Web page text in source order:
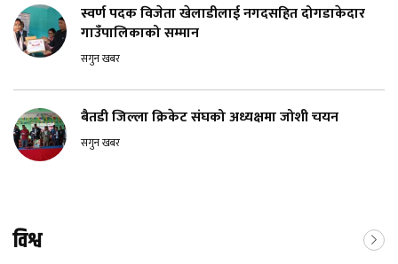
स्वर्ण पदक विजेता खेलाडीलाई नगदसहित दोगडाकेदार
गाउँपालिकाको सम्मान
सगुन खबर
बैतडी जिल्ला क्रिकेट संघको अध्यक्षमा जोशी चयन
सगुन खबर
विश्व